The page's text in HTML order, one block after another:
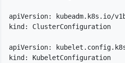
apiVersion: kubeadm.k8s.io/
kind: ClusterConfiguration
apiVersion:
kind: KubeletConfiguration